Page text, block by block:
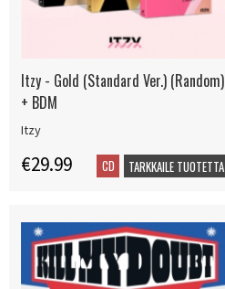
Itzy - Gold (Standard Ver.) (Random)
+ BDM
Itzy
€29.99 CD TARKKAILE TUOTETTA